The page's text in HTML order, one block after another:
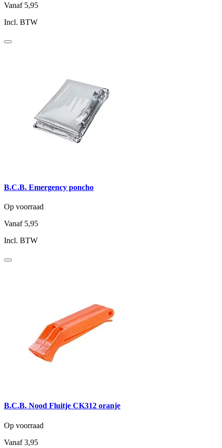
Vanaf 5,95
Incl. BTW
B.C.B. Emergency poncho
Op voorraad
Vanaf 5,95
Incl. BTW
B.C.B. Nood Fluitje CK312 oranje
Op voorraad
Vanaf 3,95